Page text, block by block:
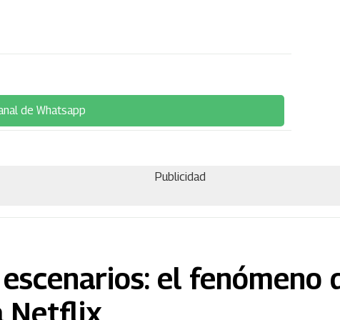
de Whatsapp
Publicidad
el fenómeno
Netflix